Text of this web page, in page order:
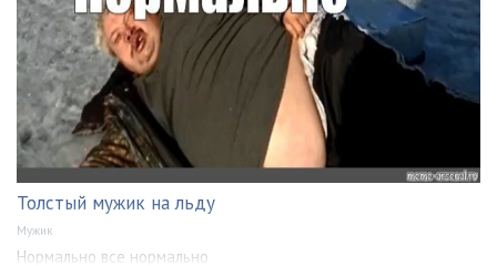
Толстый мужик на льду
Мужик
Нормально все нормально